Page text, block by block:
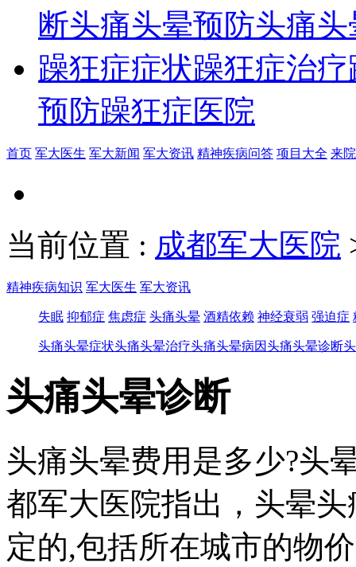
断头痛头晕预防头痛
躁狂症症状躁狂症治疗
预防躁狂症医院
首页 军大医生 军大新闻 军大资讯 精神疾病问答 项目大全 来
当前位置 : 成都军大医院
精神疾病知识 军大医生 军大资讯
失眠 抑郁症 焦虑症 头痛头晕 酒精依赖 神经衰弱 强迫症
头痛头晕症状头痛头晕治疗头痛头晕病因头痛头晕诊断
头痛头晕诊断
头痛头晕费用是多少?头
都军大医院指出，头晕
定的,包括所在城市的物